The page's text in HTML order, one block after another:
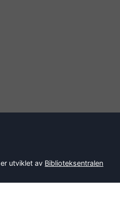
er utviklet av Biblioteksentralen